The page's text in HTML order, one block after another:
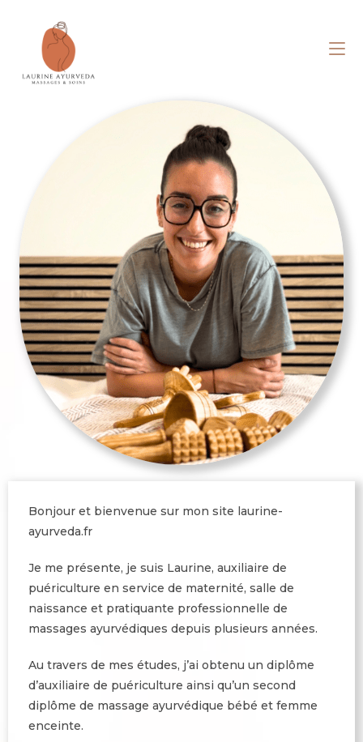
Bonjour et bienvenue sur mon site laurine-
ayurveda.fr
Je me présente, je suis Laurine, auxiliaire de
puériculture en service de maternité, salle de
naissance et pratiquante professionnelle de
massages ayurvédiques depuis plusieurs années.
Au travers de mes études, j’ai obtenu un diplôme
d’auxiliaire de puériculture ainsi qu’un second
diplôme de massage ayurvédique bébé et femme
enceinte.